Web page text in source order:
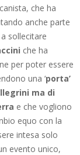
che ha
anche parte
sollecitare
che ha
per poter essere
una ‘porta’
ma di
e che vogliono
equo con la
intesa solo
evento unico,